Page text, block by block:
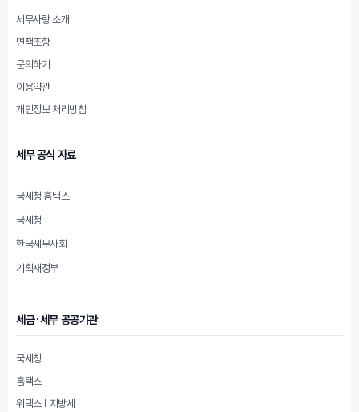
세무사랑 소개
면책조항
문의하기
이용약관
개인정보 처리방침
세무 공식 자료
국세청 홈택스
국세청
한국세무사회
기획재정부
세금·세무 공공기관
국세청
홈택스
위택스 | 지방세